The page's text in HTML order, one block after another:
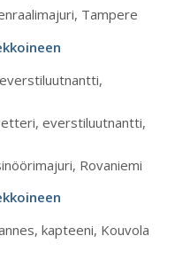
Tampere
everstiluutnantti,
Rovaniemi
kapteeni, Kouvola